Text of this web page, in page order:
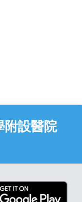
附設醫院